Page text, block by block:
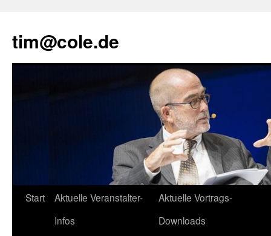
tim@cole.de
Start
Aktuelle Veranstalter-
Infos
Aktuelle Vortrags-
Downloads